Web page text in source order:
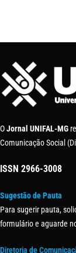
OJornal UNIFAL-MG
Comunicação Social
ISSN 2966-3008
Sugestão de Pauta
Para sugerir pauta,
formulário e aguarde
Diretoria de